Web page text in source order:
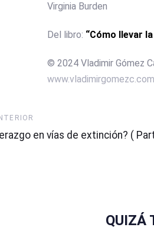
Virginia Burden
Del libro: “Cómo llevar
© 2024 Vladimir Gómez
www.vladimirgomezc.com
en vías de extinción? (
QUIZÁ